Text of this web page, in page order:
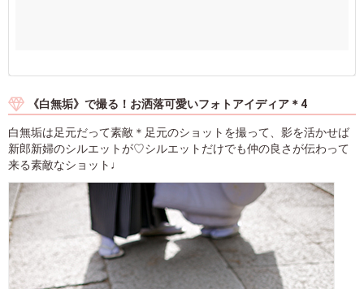
《白無垢》で撮る！お洒落可愛いフォトアイディア＊4
白無垢は足元だって素敵＊足元のショットを撮って、影を活かせば
新郎新婦のシルエットが♡シルエットだけでも仲の良さが伝わって
来る素敵なショット♩